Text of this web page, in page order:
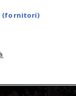
(fornitori)